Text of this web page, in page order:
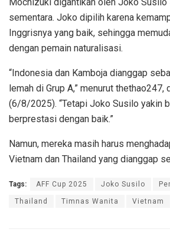
Mochizuki digantikan oleh Joko
sementara. Joko dipilih karena
Inggrisnya yang baik, sehingga
dengan pemain naturalisasi.
“Indonesia dan Kamboja dianggap
lemah di Grup A,” menurut thethao247,
(6/8/2025). “Tetapi Joko Susilo yakin
berprestasi dengan baik.”
Namun, mereka masih harus
Vietnam dan Thailand yang dianggap
Tags: AFF Cup 2025 Joko Susilo
Thailand Timnas Wanita Vietnam